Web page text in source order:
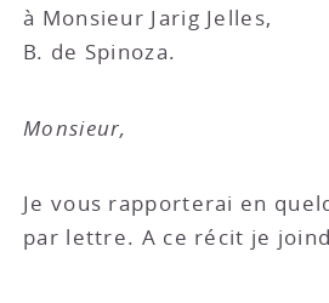
à Monsieur Jarig Jelles,
B. de Spinoza.
Monsieur,
Je vous rapporterai en
par lettre. A ce récit je